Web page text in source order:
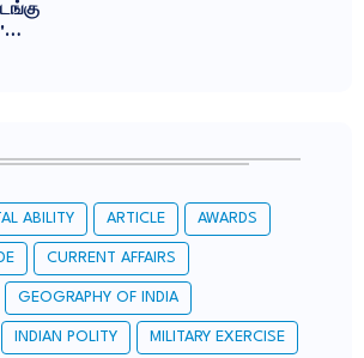
2026
ABILITY ARTICLE AWARDS
CURRENT AFFAIRS
GEOGRAPHY OF INDIA
INDIAN POLITY MILITARY EXERCISE